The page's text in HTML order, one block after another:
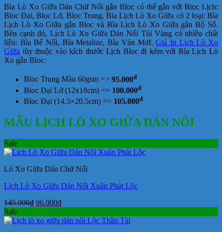
Bìa Lò Xo Giữa Dán Chữ Nổi gắn Bloc có thể gắn với Bloc Lịch:
Bloc Đại, Bloc Lở, Bloc Trung. Bìa Lịch Lò Xo Giữa có 2 loại: Bìa
Lịch Lò Xo Giữa gắn Bloc và Bìa Lịch Lò Xo Giữa gắn Bộ Số.
Bên cạnh đó, Lịch Lò Xo Giữa Dán Nổi Túi Vàng có nhiều chất
liệu: Bìa Bế Nổi, Bìa Metalize, Bìa Ván Mdf.Giá In Lịch Lò Xo
Giữa tùy thuộc vào kích thước Lịch Bloc đi kèm với Bìa Lịch Lò
Xo gắn Bloc:
Bloc Trung Màu 60gsm => 95.000đ
Bloc Đại Lở (12x18cm) => 100.000đ
Bloc Đại (14.5×20.5cm) => 105.000đ
MẪU LỊCH LÒ XO GIỮA DÁN NỔI
Sale
Lò Xo Giữa Dán Chữ Nổi
Lịch Lò Xo Giữa Dán Nổi Xuân Phát Lộc
145.000₫ Giá
là:
96.000₫Giá
tại
Sale